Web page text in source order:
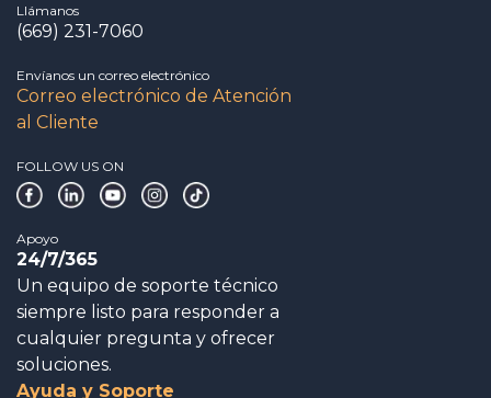
Llámanos
(669) 231-7060
Envíanos un correo electrónico
Correo electrónico de Atención
al Cliente
FOLLOW US ON
Apoyo
24/7/365
Un equipo de soporte técnico
siempre listo para responder a
cualquier pregunta y ofrecer
soluciones.
Ayuda y Soporte